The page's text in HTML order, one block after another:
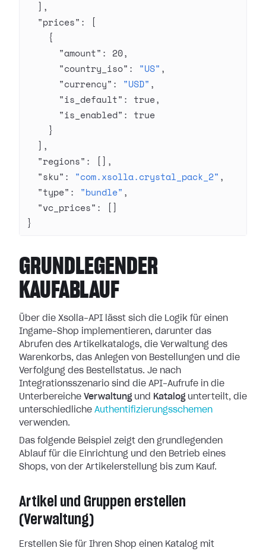
  ],
  "prices"
: [
    {
      "amount"
: 20,
      "country_iso"
: "US" ,
      "currency"
: "USD" ,
      "is_default"
: true,
      "is_enabled"
: true
    }
  ],
  "regions"
: [],
  "sku"
: "com.xsolla.crystal_pack_2" ,
  "type"
: "bundle" ,
  "vc_prices"
: []
}
GRUNDLEGENDER
KAUFABLAUF
Über die Xsolla-API lässt sich die Logik für einen
Ingame-Shop implementieren, darunter das
Abrufen des Artikelkatalogs, die Verwaltung des
Warenkorbs, das Anlegen von Bestellungen und die
Verfolgung des Bestellstatus. Je nach
Integrationsszenario sind die API-Aufrufe in die
Unterbereiche Verwaltung und Katalog unterteilt, die
unterschiedliche Authentifizierungsschemen
verwenden.
Das folgende Beispiel zeigt den grundlegenden
Ablauf für die Einrichtung und den Betrieb eines
Shops, von der Artikelerstellung bis zum Kauf.
Artikel und Gruppen erstellen
(Verwaltung)
Erstellen Sie für Ihren Shop einen Katalog mit